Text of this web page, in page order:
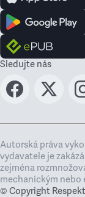
Sledujte nás
Autorská práva
vydavatele je
zejména
mechanickým nebo
© Copyright Respekt